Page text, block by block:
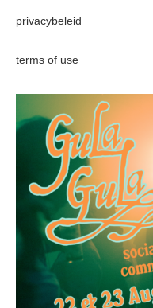
privacybeleid
terms of use